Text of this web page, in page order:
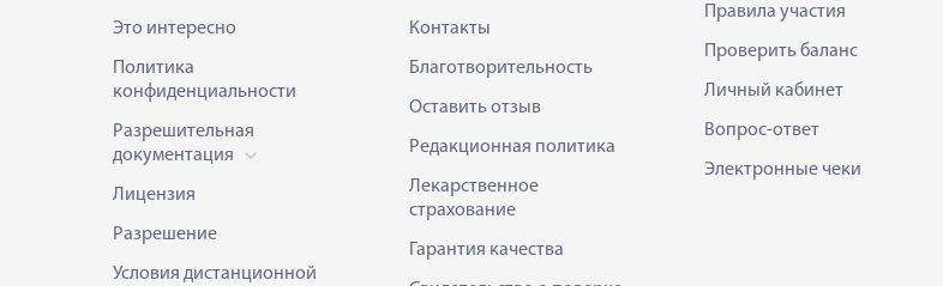
Это интересно
Политика
конфиденциальности
Разрешительная
документация
Лицензия
Разрешение
Условия дистанционной
Контакты
Благотворительность
Оставить отзыв
Редакционная политика
Лекарственное
страхование
Гарантия качества
Правила участия
Проверить баланс
Личный кабинет
Вопрос-ответ
Электронные чеки